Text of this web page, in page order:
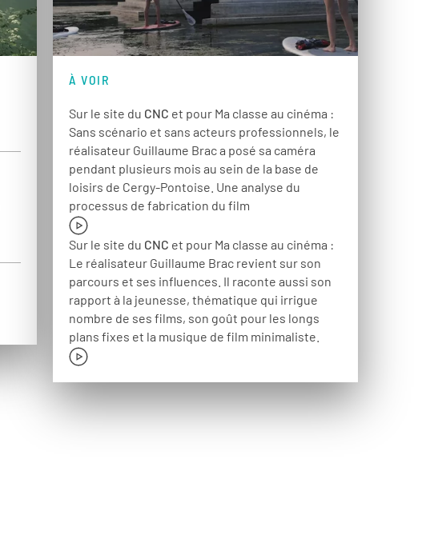
À VOIR
Sur le site du CNC et pour Ma classe au cinéma :
Sans scénario et sans acteurs professionnels, le
réalisateur Guillaume Brac a posé sa caméra
pendant plusieurs mois au sein de la base de
loisirs de Cergy-Pontoise. Une analyse du
processus de fabrication du film
Sur le site du CNC et pour Ma classe au cinéma :
Le réalisateur Guillaume Brac revient sur son
parcours et ses influences. Il raconte aussi son
rapport à la jeunesse, thématique qui irrigue
nombre de ses films, son goût pour les longs
plans fixes et la musique de film minimaliste.